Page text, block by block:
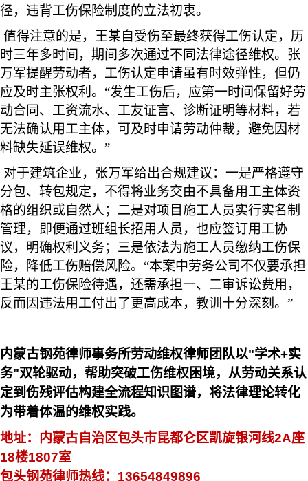
径，违背工伤保险制度的立法初衷。
值得注意的是，王某自受伤至最终获得工伤认定，历
时三年多时间，期间多次通过不同法律途径维权。张
万军提醒劳动者，工伤认定申请虽有时效弹性，但仍
应及时主张权利。“发生工伤后，应第一时间保留好劳
动合同、工资流水、工友证言、诊断证明等材料，若
无法确认用工主体，可及时申请劳动仲裁，避免因材
料缺失延误维权。”
对于建筑企业，张万军给出合规建议：一是严格遵守
分包、转包规定，不得将业务交由不具备用工主体资
格的组织或自然人；二是对项目施工人员实行实名制
管理，即便通过班组长招用人员，也应签订用工协
议，明确权利义务；三是依法为施工人员缴纳工伤保
险，降低工伤赔偿风险。“本案中劳务公司不仅要承担
王某的工伤保险待遇，还需承担一、二审诉讼费用，
反而因违法用工付出了更高成本，教训十分深刻。”
内蒙古钢苑律师事务所劳动维权律师团队以"学术+实
务"双轮驱动，帮助突破工伤维权困境，从劳动关系认
定到伤残评估构建全流程知识图谱，将法律理论转化
为带着体温的维权实践。
地址：内蒙古自治区包头市昆都仑区凯旋银河线2A座
18楼1807室
包头钢苑律师热线： 13654849896